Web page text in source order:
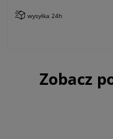
wysyłka 24h
Zobacz